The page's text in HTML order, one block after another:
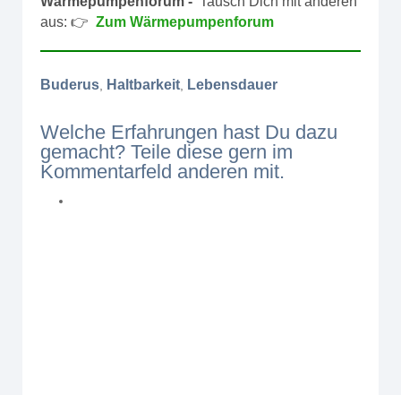
aus: 👉 Zum Wärmepumpenforum
Buderus Haltbarkeit Lebensdauer
Welche Erfahrungen hast Du dazu
gemacht? Teile diese gern im
Kommentarfeld anderen mit.